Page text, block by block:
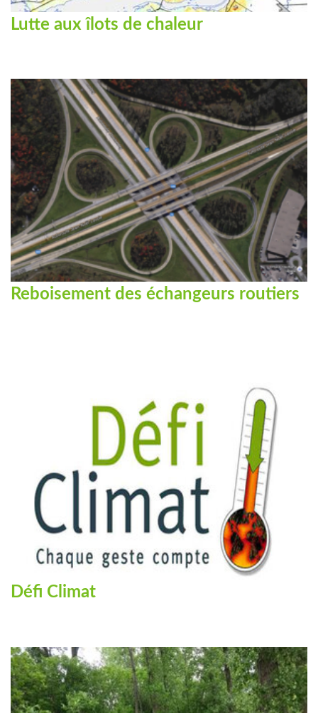
Lutte aux îlots de chaleur
Reboisement des échangeurs routiers
Défi Climat